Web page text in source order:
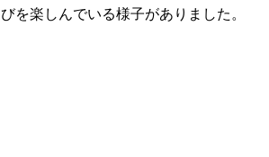
を楽しんでいる様子がありました。